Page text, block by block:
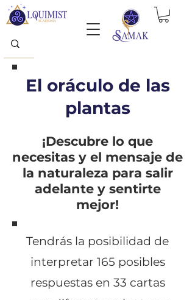
El oráculo de las
plantas
¡Descubre lo que
necesitas y el mensaje de
la naturaleza para salir
adelante y sentirte
mejor!
Tendrás la posibilidad de
interpretar 165 posibles
respuestas en 33 cartas